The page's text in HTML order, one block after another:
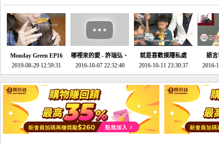
館(謝佳凌)
Monday Green EP16
超意外~環保原來可以
邊玩邊做！
2019-08-29 12:59:31
哪裡來的愛 - 許瑞弘、
李其芬
2016-10-07 22:32:40
就是喜歡摸隱私處
2016-10-11 23:30:37
語
2016-